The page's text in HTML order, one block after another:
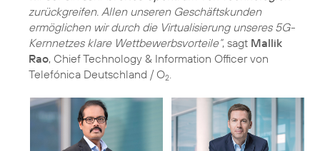
zurückgreifen. Allen unseren Geschäftskunden
ermöglichen wir durch die Virtualisierung unseres 5G-
Kernnetzes klare Wettbewerbsvorteile“, sagt Mallik
Rao, Chief Technology & Information Officer von
Telefónica Deutschland / O2.